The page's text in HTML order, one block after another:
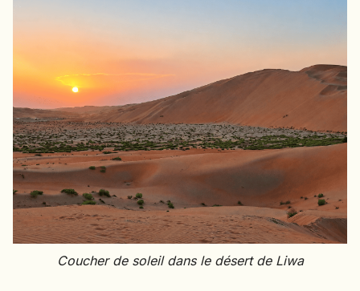
Coucher de soleil dans le désert de Liwa